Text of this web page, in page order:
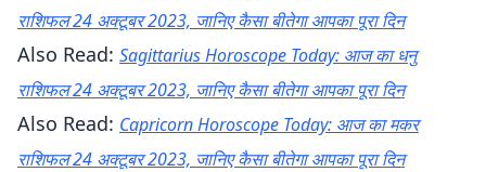
राशिफल 24 अक्टूबर 2023, जानिए कैसा बीतेगा आपका पूरा दिन
Also Read: Sagittarius Horoscope Today: आज का धनु
राशिफल 24 अक्टूबर 2023, जानिए कैसा बीतेगा आपका पूरा दिन
Also Read: Capricorn Horoscope Today: आज का मकर
राशिफल 24 अक्टूबर 2023, जानिए कैसा बीतेगा आपका पूरा दिन